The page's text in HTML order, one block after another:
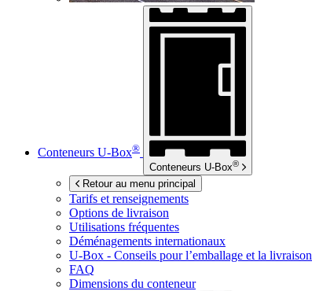
Conteneurs U-Box®
Conteneurs U-Box®
Retour au menu principal
Tarifs et renseignements
Options de livraison
Utilisations fréquentes
Déménagements internationaux
U-Box - Conseils pour l’emballage et la livraison
FAQ
Dimensions du conteneur